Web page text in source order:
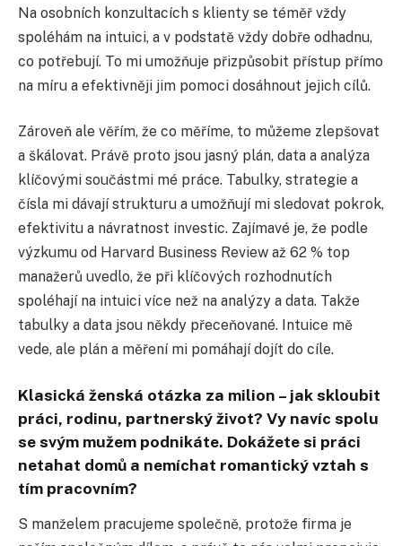
Na osobních konzultacích s klienty se téměř vždy
spoléhám na intuici, a v podstatě vždy dobře odhadnu,
co potřebují. To mi umožňuje přizpůsobit přístup přímo
na míru a efektivněji jim pomoci dosáhnout jejich cílů.
Zároveň ale věřím, že co měříme, to můžeme zlepšovat
a škálovat. Právě proto jsou jasný plán, data a analýza
klíčovými součástmi mé práce. Tabulky, strategie a
čísla mi dávají strukturu a umožňují mi sledovat pokrok,
efektivitu a návratnost investic. Zajímavé je, že podle
výzkumu od Harvard Business Review až 62 % top
manažerů uvedlo, že při klíčových rozhodnutích
spoléhají na intuici více než na analýzy a data. Takže
tabulky a data jsou někdy přeceňované. Intuice mě
vede, ale plán a měření mi pomáhají dojít do cíle.
Klasická ženská otázka za milion – jak skloubit
práci, rodinu, partnerský život? Vy navíc spolu
se svým mužem podnikáte. Dokážete si práci
netahat domů a nemíchat romantický vztah s
tím pracovním?
S manželem pracujeme společně, protože firma je